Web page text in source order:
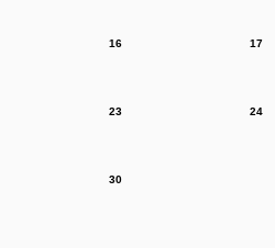
16 17
23 24
30